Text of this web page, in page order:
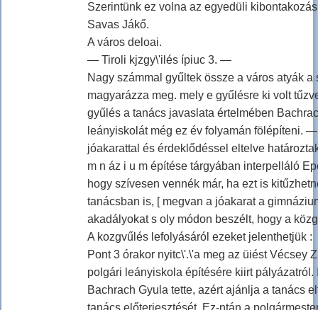
Szerintünk ez volna az egyedüli
Savas Jákő.
A város deloai.
— Tiroli kjzgy\'ilés ípiuc 3. —
Nagy számmal gyűltek össze a város atyák
magyarázza meg. mely e gyűlésre ki volt
gyűlés a tanács javaslata értelmében
leányiskolát még ez év folyamán fölépíteni.
jóakarattal és érdeklődéssel eltelve
m n áz i u m építése tárgyában interpelláló
hogy szívesen vennék már, ha ezt is
tanácsban is, [ megvan a jóakarat a
akadályokat s oly módon beszélt, hogy a
A kozgvűlés lefolyásáról ezeket jelenthetjük :
Pont 3 órakor nyitc\'.\'a meg az üiést Vécsey
polgári leányiskola építésére kiirt
Bachrach Gyula tette, azért ajánlja a tanács
tanács előterjesztését. Ez-ntán a